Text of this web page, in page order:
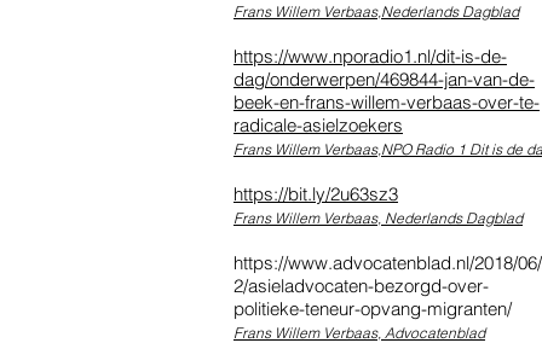
Frans Willem Verbaas,Nederlands Dagblad
https://www.nporadio1.nl/dit-is-de-
dag/onderwerpen/469844-jan-van-de-
beek-en-frans-willem-verbaas-over-te-
radicale-asielzoekers
Frans Willem Verbaas,NPO Radio 1 Dit is de
https://bit.ly/2u63sz3
Frans Willem Verbaas, Nederlands Dagblad
https://www.advocatenblad.nl/2018/
2/asieladvocaten-bezorgd-over-
politieke-teneur-opvang-migranten/
Frans Willem Verbaas, Advocatenblad